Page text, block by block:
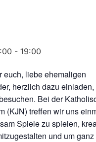
- 19:00
euch, liebe ehemaligen
herzlich dazu
Bei der
(KJN) treffen wir uns
Spiele zu spielen,
und um